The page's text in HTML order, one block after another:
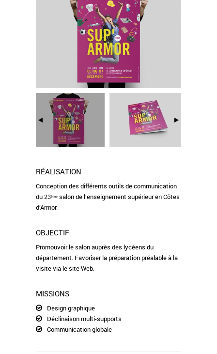
RÉALISATION
Conception des différents outils de communication
du 23ème salon de l’enseignement supérieur en Côtes
d’Armor.
OBJECTIF
Promouvoir le salon auprès des lycéens du
département. Favoriser la préparation préalable à la
visite via le site Web.
MISSIONS
Design graphique
Déclinaison multi-supports
Communication globale